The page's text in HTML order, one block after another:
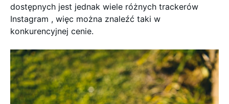
dostępnych jest jednak wiele różnych trackerów
Instagram , więc można znaleźć taki w
konkurencyjnej cenie.